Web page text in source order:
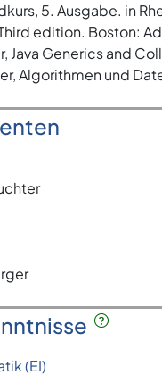
5. Ausgabe. in
edition. Boston:
Java Generics and
Algorithmen und
(EI)